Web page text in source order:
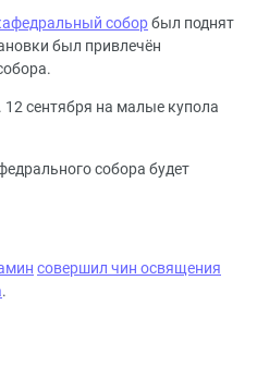
собор был поднят
был привлечён
сентября на малые купола
собора будет
совершил чин освящения
.